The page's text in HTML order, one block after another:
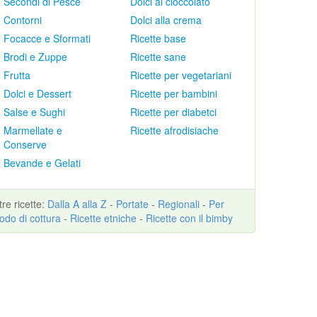
Contorni
Focacce e Sformati
Brodi e Zuppe
Frutta
Dolci e Dessert
Salse e Sughi
Marmellate e
Conserve
Bevande e Gelati
Dolci alla crema
Ricette base
Ricette sane
Ricette per vegetariani
Ricette per bambini
Ricette per diabetci
Ricette afrodisiache
ricette: Dalla A alla Z - Portate - Regionali - Per
di cottura - Ricette etniche - Ricette con il bimby